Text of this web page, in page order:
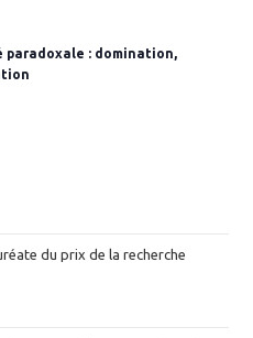
paradoxale : domination,
du prix de la recherche